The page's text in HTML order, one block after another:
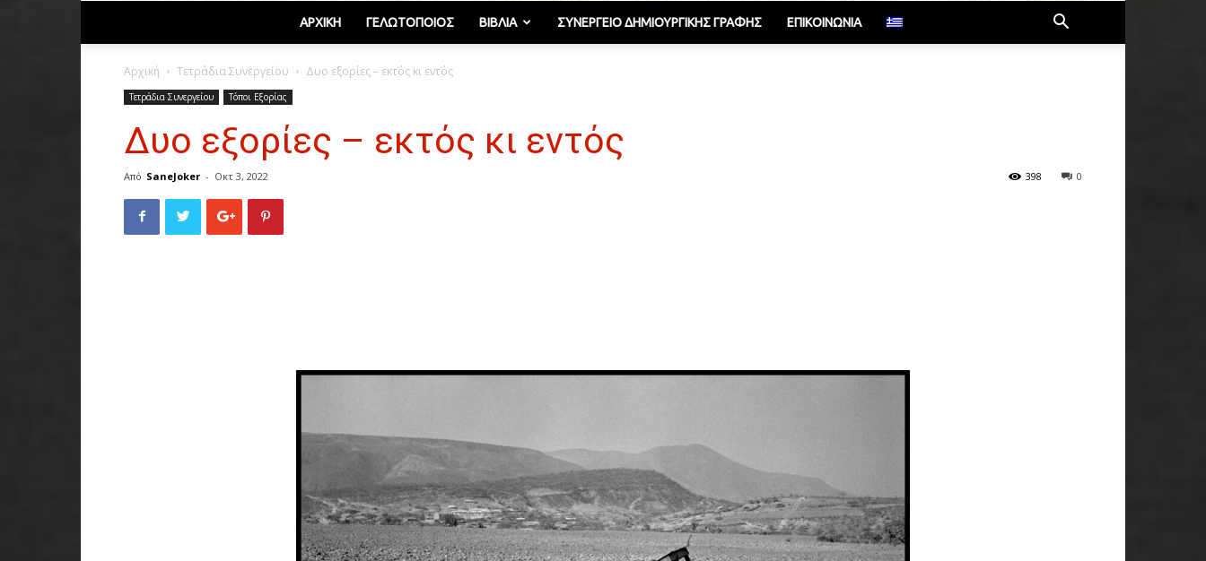
ΑΡΧΙΚΉ ΓΕΛΩΤΟΠΟΙΌΣ ΒΙΒΛΊΑ ΣΥΝΕΡΓΕΊΟ ΔΗΜΙΟΥΡΓΙΚΉΣ ΓΡΑΦΉΣ ΕΠΙΚΟΙΝΩΝΊΑ
Αρχική Τετράδια Συνεργείου Δυο εξορίες – εκτός κι εντός
Τετράδια Συνεργείου Τόποι Εξορίας
Δυο εξορίες – εκτός κι εντός
Από SaneJoker - Οκτ 3, 2022 0
398